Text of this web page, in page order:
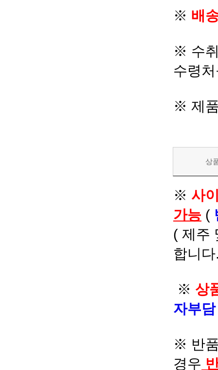
※ 배
※ 수
수령
※ 제
상
※ 사
가능 (
( 제주
합니
※ 상
자부
※ 반
경우